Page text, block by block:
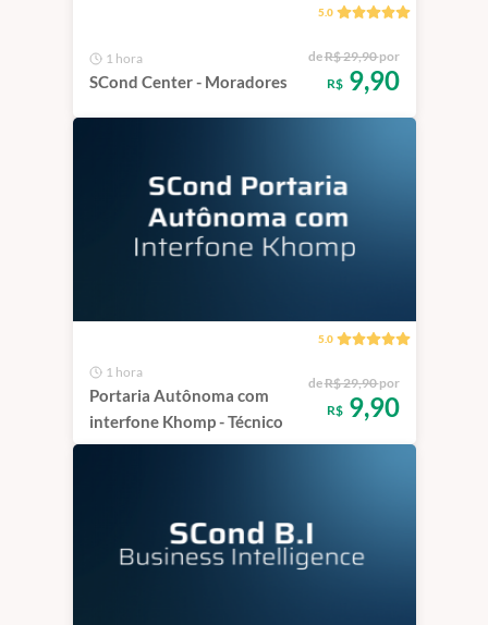
5.0
1 hora
SCond Center - Moradores
deR$ 29,90por
R$9,90
5.0
1 hora
Portaria Autônoma com
interfone Khomp - Técnico
deR$ 29,90por
R$9,90